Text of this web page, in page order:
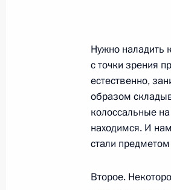
27 июля 2009 года,
Дмитрий
космической
27 июля 2009 года,
Нужно наладить
с точки зрения
естественно,
образом
колоссальные
находимся. И
стали предметом
Второе.